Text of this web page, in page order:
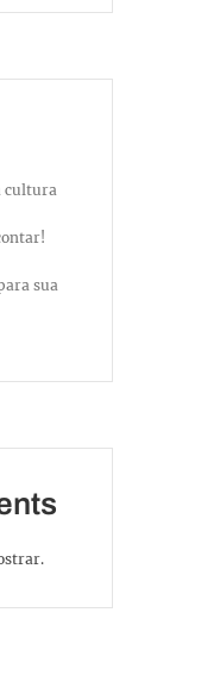
cultura
sua